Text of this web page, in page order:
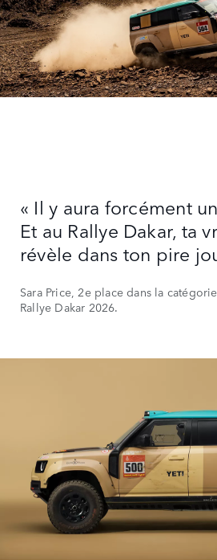
« Il y aura forcément
Et au Rallye Dakar, ta
révèle dans ton pire
Sara Price, 2e place dans la
Rallye Dakar 2026.